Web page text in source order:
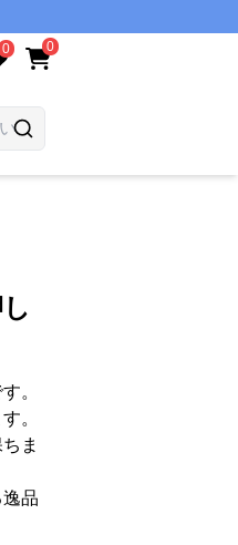
0 0
。
。
ま
品